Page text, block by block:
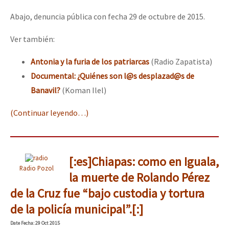
Abajo, denuncia pública con fecha 29 de octubre de 2015.
Ver también:
Antonia y la furia de los patriarcas (Radio Zapatista)
Documental: ¿Quiénes son l@s desplazad@s de
Banavil? (Koman Ilel)
(Continuar leyendo…)
Radio Pozol
[:es]Chiapas: como en Iguala,
la muerte de Rolando Pérez
de la Cruz fue “bajo custodia y tortura
de la policía municipal”.[:]
DateFecha: 29 Oct 2015